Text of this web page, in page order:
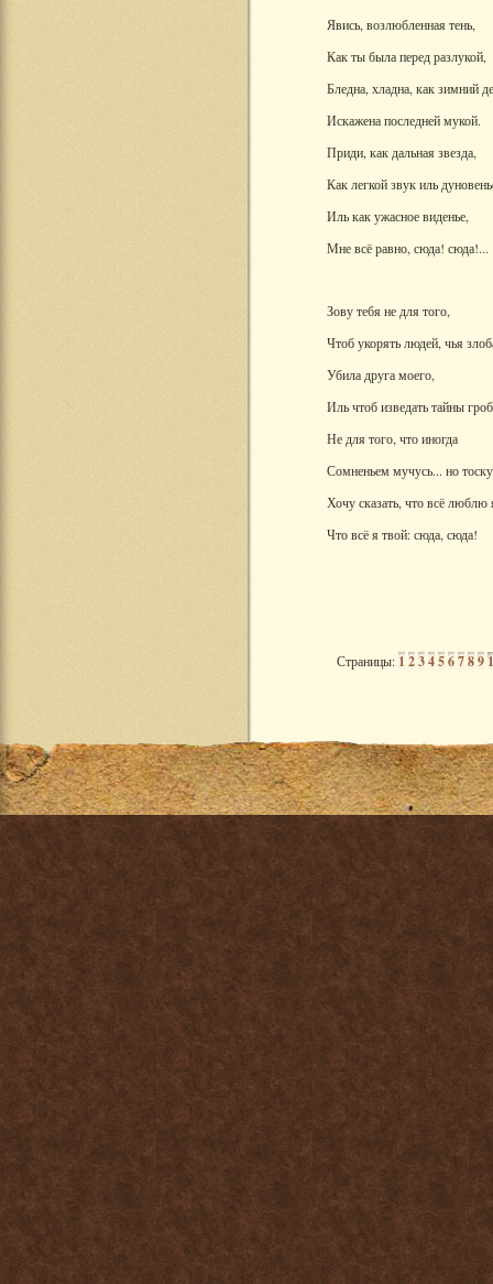
Явись, возлюбленная тень,
Как ты была перед разлукой,
Бледна, хладна, как зимний
Искажена последней мукой.
Приди, как дальная звезда,
Как легкой звук иль
Иль как ужасное виденье,
Мне всё равно, сюда! сюда!...
Зову тебя не для того,
Чтоб укорять людей, чья
Убила друга моего,
Иль чтоб изведать тайны
Не для того, что иногда
Сомненьем мучусь... но
Хочу сказать, что всё люблю
Что всё я твой: сюда, сюда!
Страницы:1 23456789